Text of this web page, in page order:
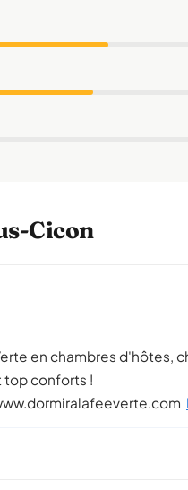
Cicon
en chambres
top conforts !